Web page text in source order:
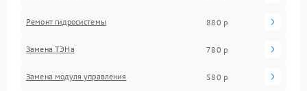
Ремонт гидросистемы 880 р
Замена ТЭНа 780 р
Замена модуля управления 580 р